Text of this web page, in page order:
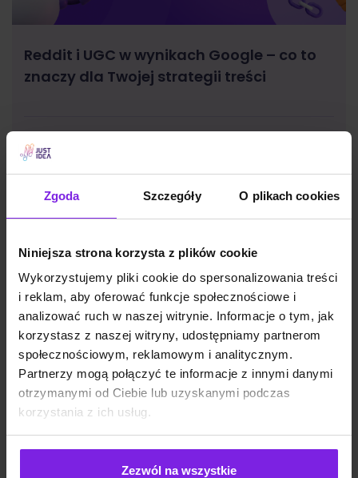
Zgoda Szczegóły O plikach cookies
Niniejsza strona korzysta z plików cookie
Wykorzystujemy pliki cookie do spersonalizowania treści
i reklam, aby oferować funkcje społecznościowe i
analizować ruch w naszej witrynie. Informacje o tym, jak
korzystasz z naszej witryny, udostępniamy partnerom
społecznościowym, reklamowym i analitycznym.
Partnerzy mogą połączyć te informacje z innymi danymi
otrzymanymi od Ciebie lub uzyskanymi podczas
korzystania z ich usług.
Zezwól na wszystkie
Reddit i UGC w wynikach Google – co to
znaczy dla Twojej strategii treści
SEO
Jakie są typy reklam Meta Ads? Formaty